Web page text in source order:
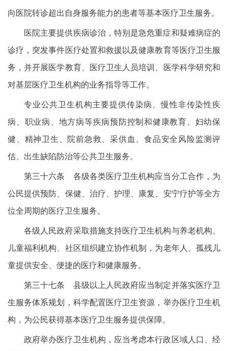
向医院转诊超出自身服务能力的患者等基本医疗卫生服务。
医院主要提供疾病诊治，特别是急危重症和疑难病症的
诊疗，突发事件医疗处置和救援以及健康教育等医疗卫生服
务，并开展医学教育、医疗卫生人员培训、医学科学研究和
对基层医疗卫生机构的业务指导等工作。
专业公共卫生机构主要提供传染病、慢性非传染性疾
病、职业病、地方病等疾病预防控制和健康教育、妇幼保
健、精神卫生、院前急救、采供血、食品安全风险监测评
估、出生缺陷防治等公共卫生服务。
第三十六条 各级各类医疗卫生机构应当分工合作，为
公民提供预防、保健、治疗、护理、康复、安宁疗护等全方
位全周期的医疗卫生服务。
各级人民政府采取措施支持医疗卫生机构与养老机构、
儿童福利机构、社区组织建立协作机制，为老年人、孤残儿
童提供安全、便捷的医疗和健康服务。
第三十七条 县级以上人民政府应当制定并落实医疗卫
生服务体系规划，科学配置医疗卫生资源，举办医疗卫生机
构，为公民获得基本医疗卫生服务提供保障。
政府举办医疗卫生机构，应当考虑本行政区域人口、经